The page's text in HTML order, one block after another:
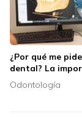
¿Por qué me
dental? La
diagnóstico 3D
Odontología